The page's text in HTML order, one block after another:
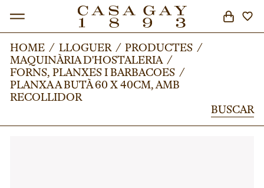
BUSCAR
HOME / LLOGUER / PRODUCTES /
MAQUINÀRIA D'HOSTALERIA /
FORNS, PLANXES I BARBACOES /
PLANXA A BUTÀ 60 X 40CM, AMB
RECOLLIDOR
BUSCAR
HOME / LLOGUER / PRODUCTES /
MAQUINÀRIA D'HOSTALERIA /
FORNS, PLANXES I BARBACOES /
PLANXA A BUTÀ 60 X 40CM, AMB
RECOLLIDOR
BUSCAR